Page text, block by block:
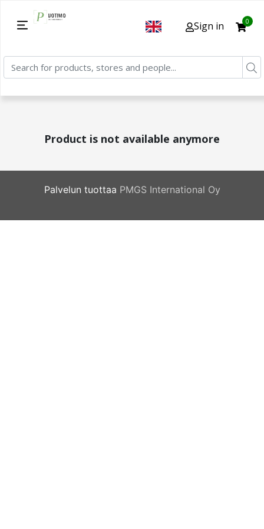
Sign in 0
Product is not available anymore
Palvelun tuottaa PMGS International Oy